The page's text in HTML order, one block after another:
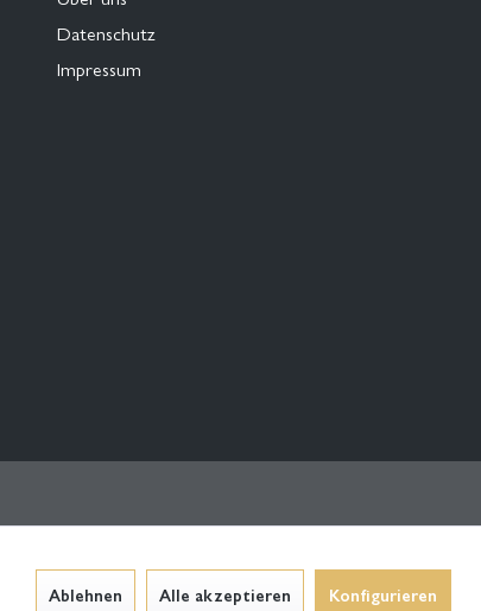
Datenschutz
Impressum
Ablehnen Alle akzeptieren Konfigurieren